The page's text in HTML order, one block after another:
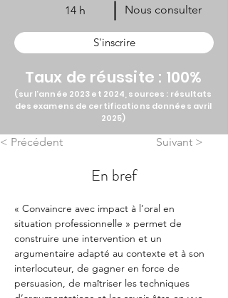
14 h Nous consulter
S'inscrire
Taux de réussite : 100%
(sur l'année 2023 et 2024, sources : résultats
des examens de certifications données avril
2025)
< Précédent Suivant >
En bref
« Convaincre avec impact à l’oral en
situation professionnelle » permet de
construire une intervention et un
argumentaire adapté au contexte et à son
interlocuteur, de gagner en force de
persuasion, de maîtriser les techniques